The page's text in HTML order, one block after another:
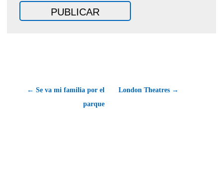
← Se va mi familia por el
parque
London Theatres →